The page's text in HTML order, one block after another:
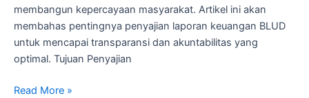
membangun kepercayaan masyarakat. Artikel ini akan
membahas pentingnya penyajian laporan keuangan BLUD
untuk mencapai transparansi dan akuntabilitas yang
optimal. Tujuan Penyajian
Read More »